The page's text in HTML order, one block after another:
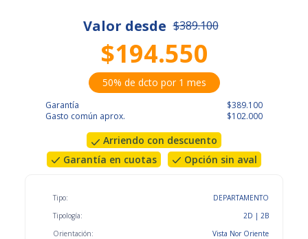
Valor desde $389.100
$194.550
50% de dcto por 1 mes
Garantía
Gasto común aprox.
$389.100
$102.000
Arriendo con descuento
Garantía en cuotas
Opción sin aval
Tipo:
Tipología:
Orientación:
DEPARTAMENTO
2D | 2B
Vista Nor Oriente